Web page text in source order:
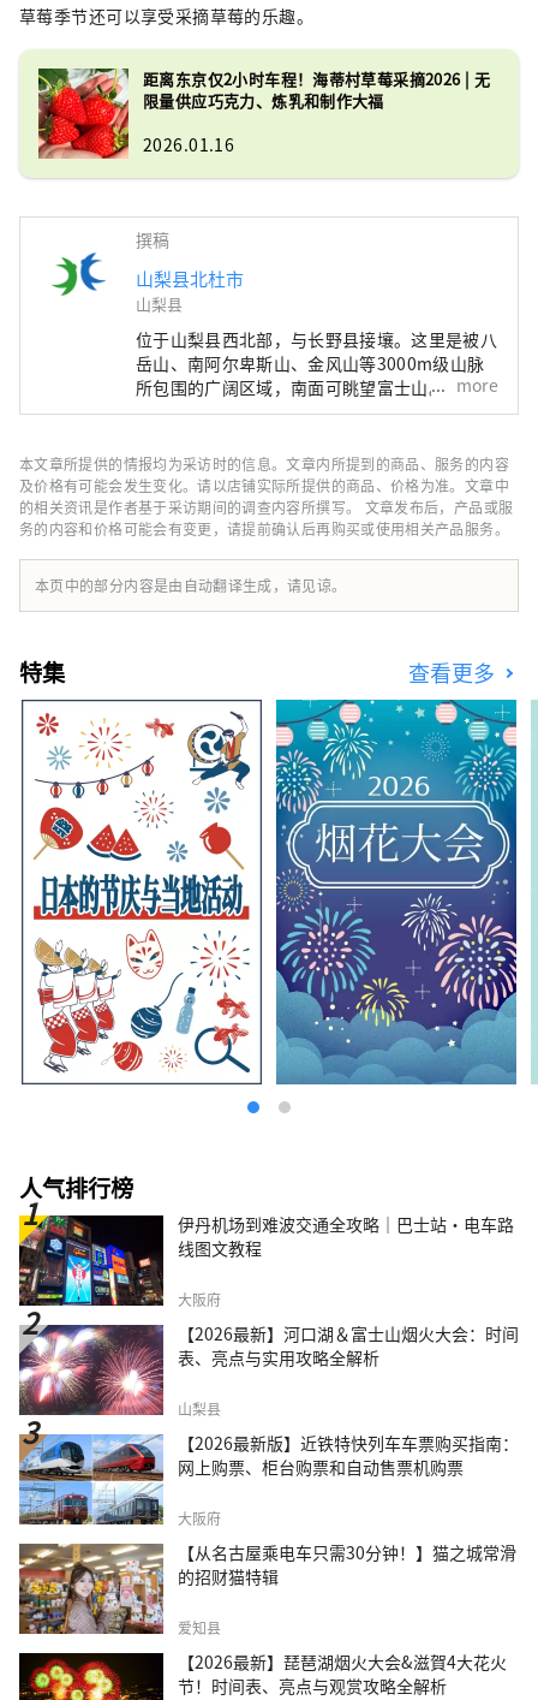
草莓季节还可以享受采摘草莓的乐趣。
距离东京仅2小时车程！海蒂村草莓采摘2026 | 无
限量供应巧克力、炼乳和制作大福
2026.01.16
撰稿
山梨县北杜市
山梨县
位于山梨县西北部，与长野县接壤。这里是被八
岳山、南阿尔卑斯山、金风山等3000m级山脉
所包围的广阔区域，南面可眺望富士山。 距离
东京约2小时车程，距离富士山约1小时车程，
有许多游客前来。 它也被称为“名水之乡”，
其中三个地区被选为日本名水百选之一。这种丰
富的水作为天然水而广受好评，是日本矿泉水产
量最多的国家之一。 清澈的水也酿造清酒，您
可以享受美丽的自然风光和丰富的美食。
more
本文章所提供的情报均为采访时的信息。文章内所提到的商品、服务的内容
及价格有可能会发生变化。请以店铺实际所提供的商品、价格为准。文章中
的相关资讯是作者基于采访期间的调查内容所撰写。 文章发布后，产品或服
务的内容和价格可能会有变更，请提前确认后再购买或使用相关产品服务。
本页中的部分内容是由自动翻译生成，请见谅。
特集 查看更多
人气排行榜
伊丹机场到难波交通全攻略｜巴士站・电车路
线图文教程
大阪府
【2026最新】河口湖＆富士山烟火大会：时间
表、亮点与实用攻略全解析
山梨县
【2026最新版】近铁特快列车车票购买指南：
网上购票、柜台购票和自动售票机购票
大阪府
【从名古屋乘电车只需30分钟！】猫之城常滑
的招财猫特辑
爱知县
【2026最新】琵琶湖烟火大会&滋賀4大花火
节！时间表、亮点与观赏攻略全解析